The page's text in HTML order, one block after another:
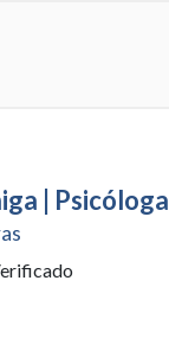
| Psicóloga